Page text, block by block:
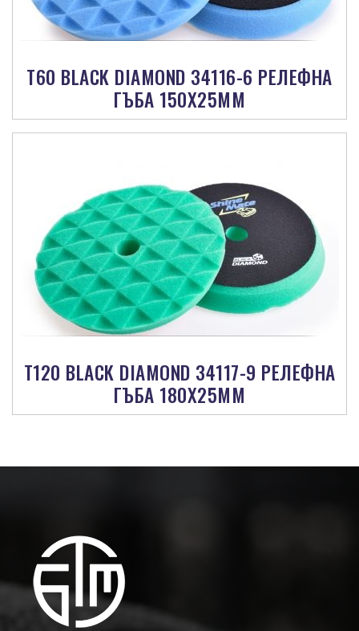
Т60 BLACK DIAMOND 34116-6 РЕЛЕФНА
ГЪБА 150X25MM
T120 BLACK DIAMOND 34117-9 РЕЛЕФНА
ГЪБА 180X25MM